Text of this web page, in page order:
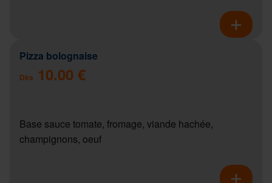
Pizza bolognaise
Dès 10.00 €
Base sauce tomate, fromage, viande hachée,
champignons, oeuf